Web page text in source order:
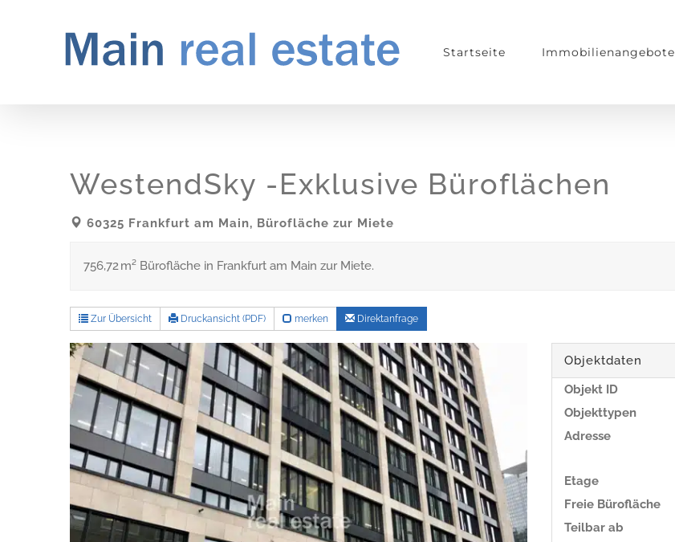
Startseite Immobilienangebote
WestendSky -Exklusive Büroflächen
60325 Frankfurt am Main, Bürofläche zur Miete
756,72 m² Bürofläche in Frankfurt am Main zur Miete.
Zur Übersicht Druckansicht (PDF) merken Direktanfrage
Objektdaten
Objekt ID
Objekttypen
Adresse
Etage
Freie Bürofläche
Teilbar ab